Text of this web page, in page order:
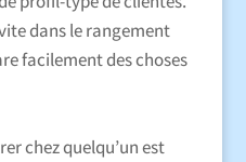
dans le rangement
facilement des choses
chez quelqu’un est